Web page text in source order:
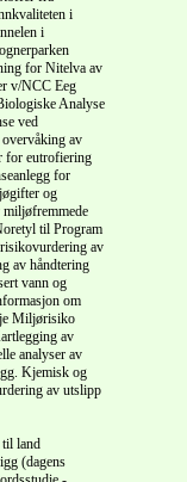
i
i
for Nitelva av
v/NCC Eeg
Analyse
ved
av
for eutrofiering
for
og
miljøfremmede
til Program
av
av håndtering
vann og
om
Miljørisiko
av
analyser av
Kjemisk og
av utslipp
land
(dagens